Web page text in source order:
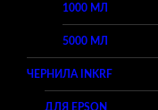
1000 МЛ
5000 МЛ
ЧЕРНИЛА INKRF
ДЛЯ EPSON